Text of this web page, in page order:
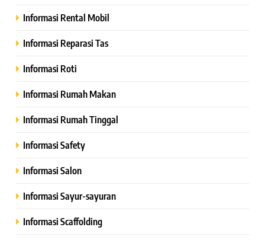
Informasi Rental Mobil
Informasi Reparasi Tas
Informasi Roti
Informasi Rumah Makan
Informasi Rumah Tinggal
Informasi Safety
Informasi Salon
Informasi Sayur-sayuran
Informasi Scaffolding